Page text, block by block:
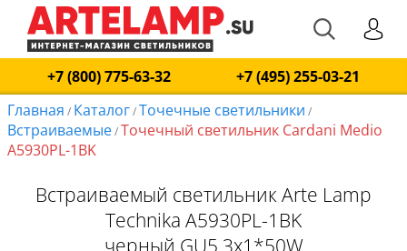
+7 (800) 775-63-32
+7 (495) 255-03-21
Главная / Каталог/Точечные светильники /
Встраиваемые/Точечный светильник Cardani Medio
A5930PL-1BK
Встраиваемый светильник Arte Lamp
Technika A5930PL-1BK
черный,GU5.3x1*50W